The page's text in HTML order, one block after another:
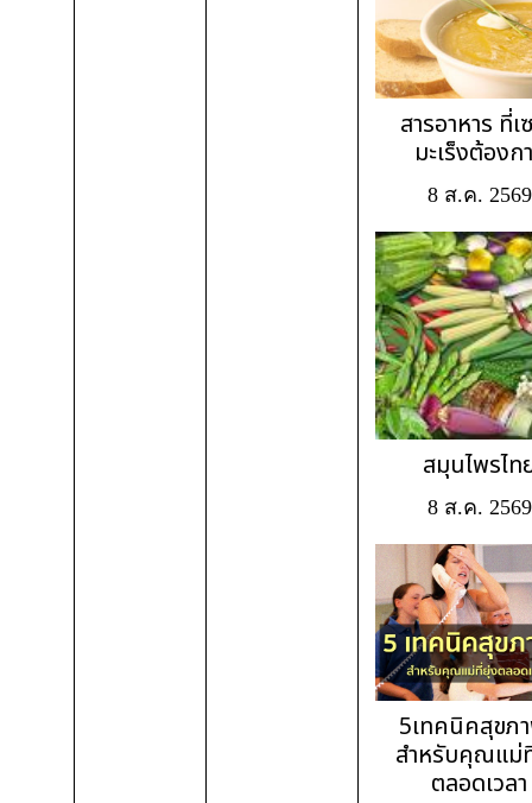
สารอาหาร ที่เ
มะเร็งต้องก
8 ส.ค. 2569
สมุนไพรไท
8 ส.ค. 2569
5เทคนิคสุขภ
สำหรับคุณแม่
ตลอดเวลา